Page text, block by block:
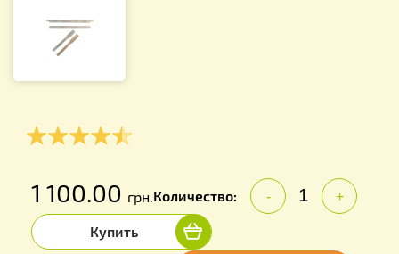
1 100.00 грн.Количество: - +
Купить